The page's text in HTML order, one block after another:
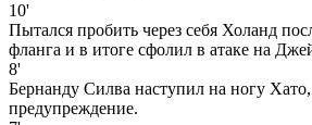
10'
Пытался пробить через себя Холанд
фланга и в итоге сфолил в атаке на
8'
Бернанду Силва наступил на ногу
предупреждение.